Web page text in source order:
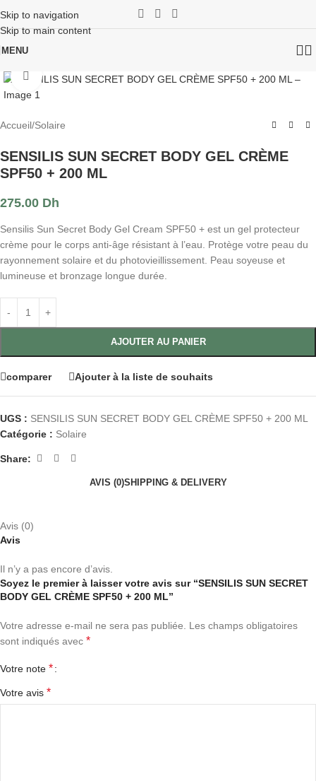
Skip to navigation
Skip to main content
MENU
Click to enlarge
Accueil/Solaire
SENSILIS SUN SECRET BODY GEL CRÈME
SPF50 + 200 ML
275.00 Dh
Sensilis Sun Secret Body Gel Cream SPF50 + est un gel protecteur
crème pour le corps anti-âge résistant à l’eau. Protège votre peau du
rayonnement solaire et du photovieillissement. Peau soyeuse et
lumineuse et bronzage longue durée.
AJOUTER AU PANIER
comparer Ajouter à la liste de souhaits
UGS : SENSILIS SUN SECRET BODY GEL CRÈME SPF50 + 200 ML
Catégorie : Solaire
Share:
AVIS (0)SHIPPING & DELIVERY
Avis (0)
Avis
Il n’y a pas encore d’avis.
Soyez le premier à laisser votre avis sur “SENSILIS SUN SECRET
BODY GEL CRÈME SPF50 + 200 ML”
Votre adresse e-mail ne sera pas publiée.
Les champs obligatoires
sont indiqués avec *
Votre note *
Votre avis *